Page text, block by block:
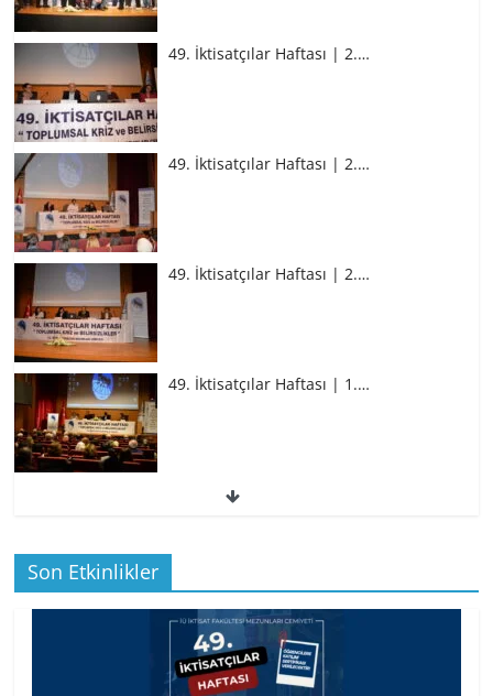
49. İktisatçılar Haftası | 2.…
49. İktisatçılar Haftası | 2.…
49. İktisatçılar Haftası | 2.…
49. İktisatçılar Haftası | 1.…
49. İktisatçılar Haftası | 1.…
BİZ İKTİSATLILAR: İÇİMİZDEN BİRİ PROF.
…
Son Etkinlikler